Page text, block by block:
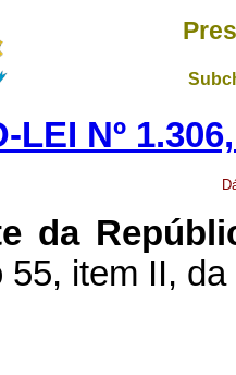
LEI Nº
da
55, item II,